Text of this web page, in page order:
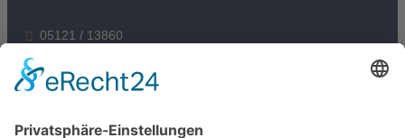
05121 / 13860
kanzlei@scharffetter.com
Folgen Sie uns: